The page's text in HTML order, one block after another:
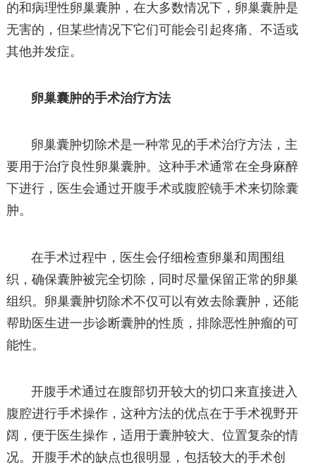
的和病理性卵巢囊肿，在大多数情况下，卵巢囊肿是
无害的，但某些情况下它们可能会引起疼痛、不适或
其他并发症。
卵巢囊肿的手术治疗方法
卵巢囊肿切除术是一种常见的手术治疗方法，主
要用于治疗良性卵巢囊肿。这种手术通常在全身麻醉
下进行，医生会通过开腹手术或腹腔镜手术来切除囊
肿。
在手术过程中，医生会仔细检查卵巢和周围组
织，确保囊肿被完全切除，同时尽量保留正常的卵巢
组织。卵巢囊肿切除术不仅可以有效去除囊肿，还能
帮助医生进一步诊断囊肿的性质，排除恶性肿瘤的可
能性。
开腹手术通过在腹部切开较大的切口来直接进入
腹腔进行手术操作，这种方法的优点在于手术视野开
阔，便于医生操作，适用于囊肿较大、位置复杂的情
况。开腹手术的缺点也很明显，包括较大的手术创